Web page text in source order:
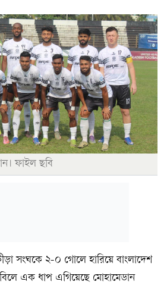
ফাইল ছবি
সংঘকে ২-০ গোলে হারিয়ে বাংলাদেশ
এক ধাপ এগিয়েছে মোহামেডান